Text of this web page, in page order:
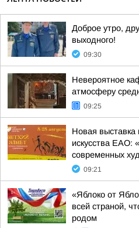
Доброе утро,
выходного!
09:30
Невероятное
атмосферу
09:25
Новая выставка
искусства ЕАО:
современных
09:21
«Яблоко от
всей страной,
родом